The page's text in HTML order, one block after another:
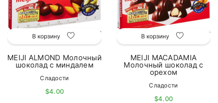
В корзину
MEIJI ALMOND Молочный
шоколад с миндалем
Сладости
$4.00
В корзину
MEIJI MACADAMIA
Молочный шоколад с
орехом
Сладости
$4.00